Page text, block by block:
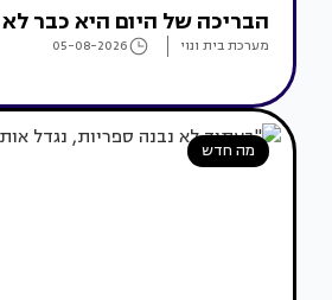
הבריכה של היום היא כבר
מערכת בית ונוי 05-08-2026
מה חדש